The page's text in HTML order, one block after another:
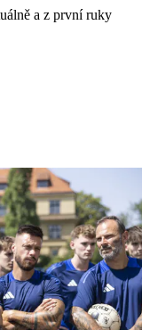
a z první ruky